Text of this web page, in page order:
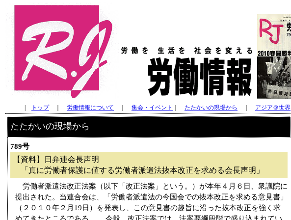
トップ｜ 労働情報について 集会・イベント たたかいの現場から アジア＠世界
たたかいの現場から
789号
【資料】日弁連会長声明
「真に労働者保護に値する労働者派遣法抜本改正を求める会長声明」
労働者派遣法改正法案（以下「改正法案」という。）が本年４月６日、衆議院に
提出された。当連合会は、「労働者派遣法の今国会での抜本改正を求める意見書」
（２０１０年２月19日）を発表し、この意見書の趣旨に沿った抜本改正を強く求